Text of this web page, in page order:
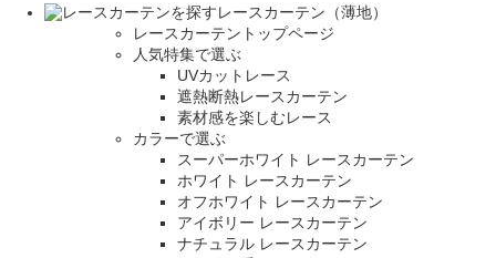
レースカーテン（薄地）
レースカーテントップページ
人気特集で選ぶ
UVカットレース
遮熱断熱レースカーテン
素材感を楽しむレース
カラーで選ぶ
スーパーホワイト レースカーテン
ホワイト レースカーテン
オフホワイト レースカーテン
アイボリー レースカーテン
ナチュラル レースカーテン